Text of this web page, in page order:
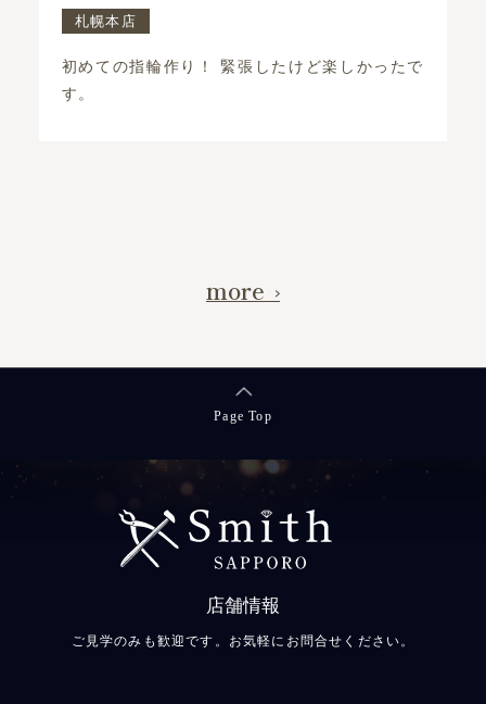
したけど楽しかったで
彼女と一緒に楽しい思い出がで
more
Page Top
店舗情報
ご見学のみも歓迎です。お気軽にお問合せください。